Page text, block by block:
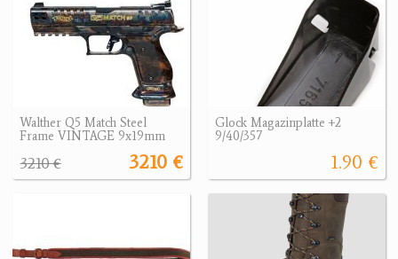
Walther Q5 Match Steel
Frame VINTAGE 9x19mm
3210 €
3210 €
Glock Magazinplatte +2
9/40/357
1.90 €